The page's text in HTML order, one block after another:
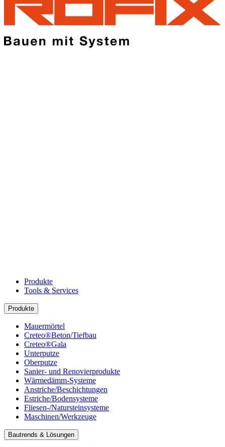
Produkte
Tools & Services
Produkte
Mauermörtel
Creteo®Beton/Tiefbau
Creteo®Gala
Unterputze
Oberputze
Sanier- und Renovierprodukte
Wärmedämm-Systeme
Anstriche/Beschichtungen
Estriche/Bodensysteme
Fliesen-/Natursteinsysteme
Maschinen/Werkzeuge
Bautrends & Lösungen